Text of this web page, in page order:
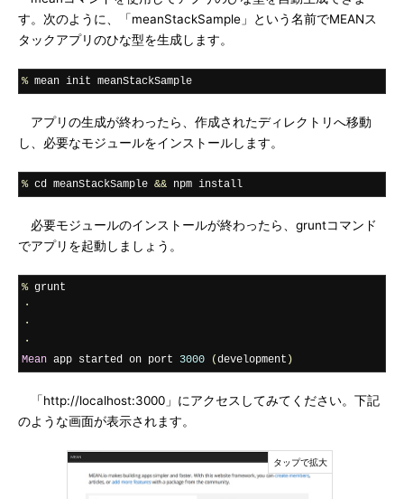
す。次のように、「meanStackSample」という名前でMEANス
タックアプリのひな型を生成します。
% mean init meanStackSample
アプリの生成が終わったら、作成されたディレクトリへ移動
し、必要なモジュールをインストールします。
% cd meanStackSample && npm install
必要モジュールのインストールが終わったら、gruntコマンド
でアプリを起動しましょう。
%
・
・
・
Mean app started on port 3000 (development )
「http://localhost:3000」にアクセスしてみてください。下記
のような画面が表示されます。